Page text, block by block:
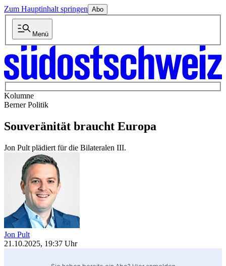
Zum Hauptinhalt springen Abo
Menü
Kolumne
Berner Politik
Souveränität braucht Europa
Jon Pult plädiert für die Bilateralen III.
Jon Pult
21.10.2025, 19:37 Uhr